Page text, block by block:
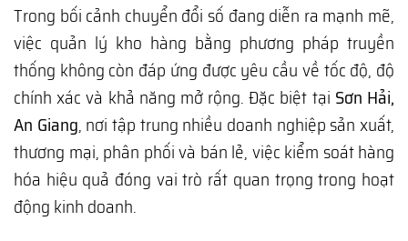
Trong bối cảnh chuyển đổi số đang diễn ra mạnh mẽ,
việc quản lý kho hàng bằng phương pháp truyền
thống không còn đáp ứng được yêu cầu về tốc độ, độ
chính xác và khả năng mở rộng. Đặc biệt tại Sơn Hải,
An Giang, nơi tập trung nhiều doanh nghiệp sản xuất,
thương mại, phân phối và bán lẻ, việc kiểm soát hàng
hóa hiệu quả đóng vai trò rất quan trọng trong hoạt
động kinh doanh.